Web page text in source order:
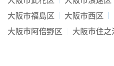
大阪市福島区
大阪市西区
大阪市阿倍野区
大阪市住之